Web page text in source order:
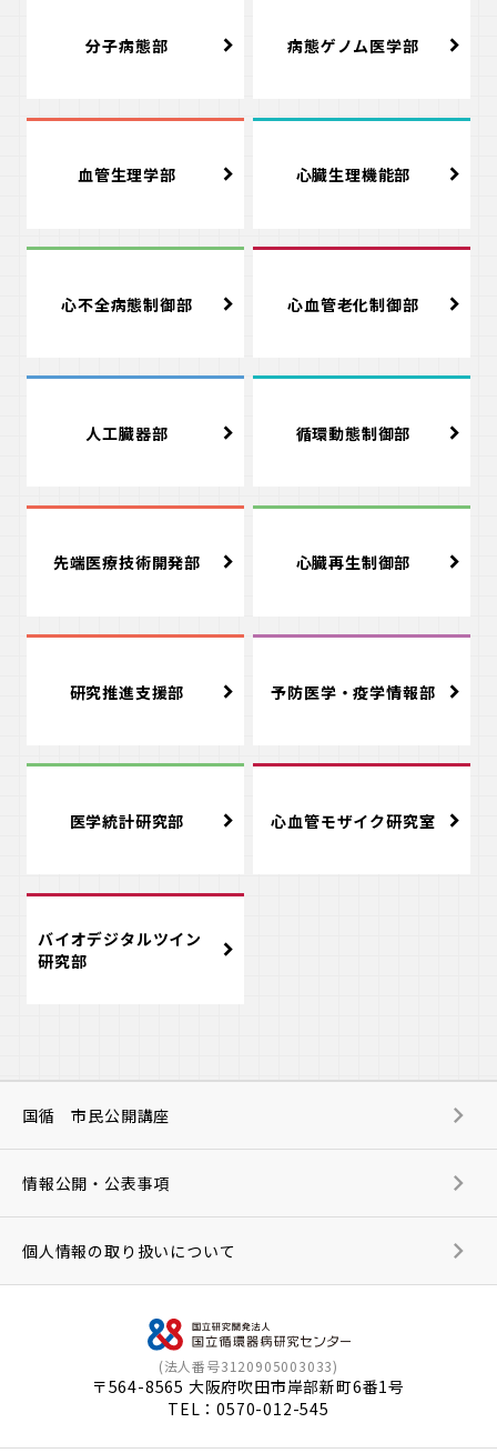
分子病態部 病態ゲノム医学部
血管生理学部 心臓生理機能部
心不全病態制御部 心血管老化制御部
人工臓器部 循環動態制御部
先端医療技術開発部 心臓再生制御部
研究推進支援部 予防医学・疫学情報部
医学統計研究部 心血管モザイク研究室
バイオデジタルツイン
研究部
(法人番号3120905003033)
〒564-8565 大阪府吹田市岸部新町6番1号
TEL：0570-012-545
国循 市民公開講座
情報公開・公表事項
個人情報の取り扱いについて